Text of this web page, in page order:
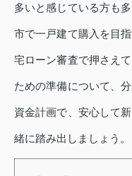
多いと感じている方も
市で一戸建て購入を目
宅ローン審査で押さえ
ための準備について、
資金計画で、安心して
緒に踏み出しましょう。